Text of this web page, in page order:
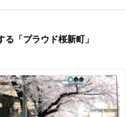
「プラウド桜新町」